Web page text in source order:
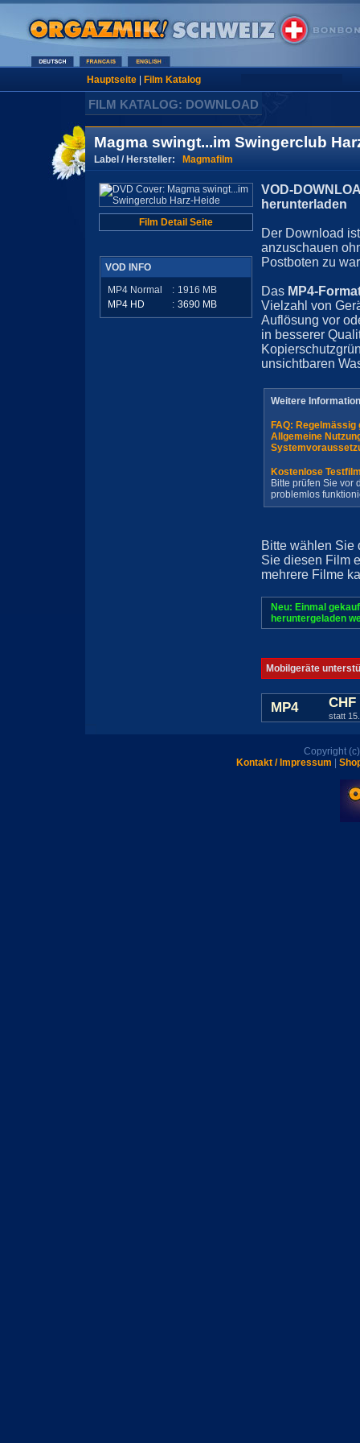
Hauptseite| Film Katalog
FILM KATALOG: DOWNLOAD
Magma swingt...im Swingerclub
Label / Hersteller: Magmafilm
Film Detail Seite
VOD INFO
MP4 Normal
: 1916 MB
MP4 HD
: 3690 MB
VOD-
herunterladen
Der Download
anzuschauen
Postboten zu
Das MP4-
Vielzahl von
Auflösung vor
in besserer
unsichtbaren
Weitere
FAQ:
Allgemeine
Kostenlose
Bitte prüfen Sie vor
problemlos
Bitte wählen Sie
Sie diesen Film
mehrere Filme
Neu: Einmal
heruntergeladen
Mobilgeräte
MP4
statt
Copyright
Kontakt / Impressum